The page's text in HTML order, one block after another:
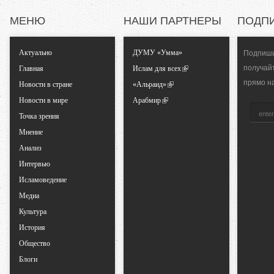
а
л
н
в
МЕНЮ
Актуально
Главная
Новости в стране
Новости в мире
Точка зрения
Мнение
Анализ
Интервью
Исламоведение
Медиа
Культура
История
Общество
Блоги
НАШИ ПАРТНЕРЫ
ДУМУ «Умма»
Ислам для всех
«Альраид»
Арабмир
прямо